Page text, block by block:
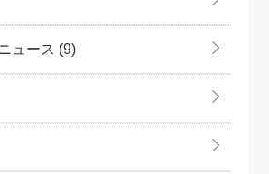
ュース (9)